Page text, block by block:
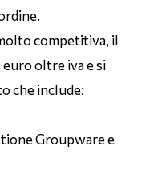
competitiva, il
oltre iva e si
che include:
Groupware e